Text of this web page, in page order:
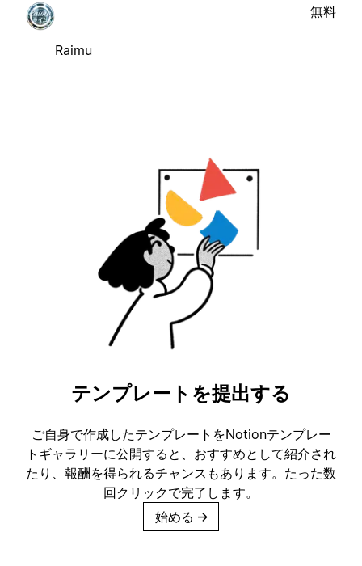
Raimu
無料
テンプレートを提出する
ご自身で作成したテンプレートをNotionテンプレー
トギャラリーに公開すると、おすすめとして紹介され
たり、報酬を得られるチャンスもあります。たった数
回クリックで完了します。
始める →